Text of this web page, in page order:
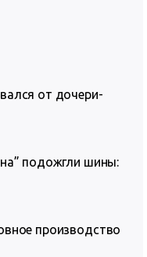
от дочери-
подожгли шины:
производство